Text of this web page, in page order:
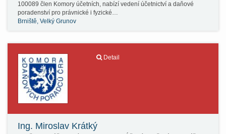
100089 člen Komory účetních, nabízí vedení účetnictví a daňové
poradenství pro právnické i fyzické…
Brniště, Velký Grunov
Detail
Ing. Miroslav Krátký